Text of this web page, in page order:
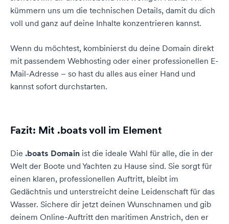
kümmern uns um die technischen Details, damit du dich
voll und ganz auf deine Inhalte konzentrieren kannst.
Wenn du möchtest, kombinierst du deine Domain direkt
mit passendem Webhosting oder einer professionellen E-
Mail-Adresse – so hast du alles aus einer Hand und
kannst sofort durchstarten.
Fazit: Mit .boats voll im Element
Die .boats Domain ist die ideale Wahl für alle, die in der
Welt der Boote und Yachten zu Hause sind. Sie sorgt für
einen klaren, professionellen Auftritt, bleibt im
Gedächtnis und unterstreicht deine Leidenschaft für das
Wasser. Sichere dir jetzt deinen Wunschnamen und gib
deinem Online-Auftritt den maritimen Anstrich, den er